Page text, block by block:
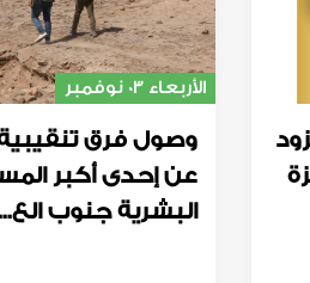
الأربعاء 03 نوفمبر
وصول فرق
عن إحدى أكبر
البشرية جنوب